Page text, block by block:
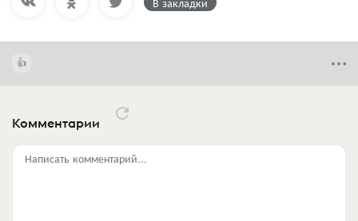
Комментарии
Написать комментарий...